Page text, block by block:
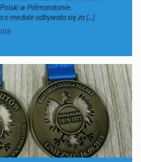
w Półmaratonie.
o medale odbywała się za [...]